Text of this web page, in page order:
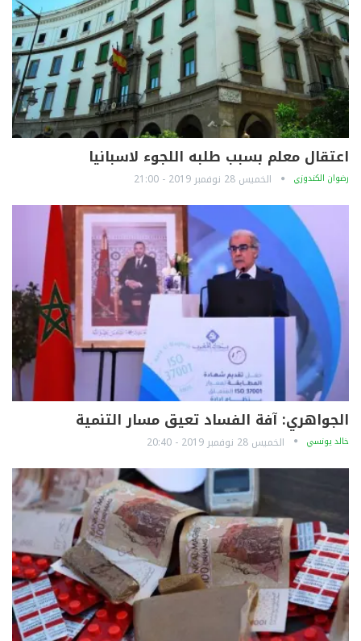
اعتقال معلم بسبب طلبه اللجوء لاسبانيا
رضوان الكندوزي الخميس 28 نوفمبر 2019 - 21:00
الجواهري: آفة الفساد تعيق مسار التنمية
خالد يونسي الخميس 28 نوفمبر 2019 - 20:40